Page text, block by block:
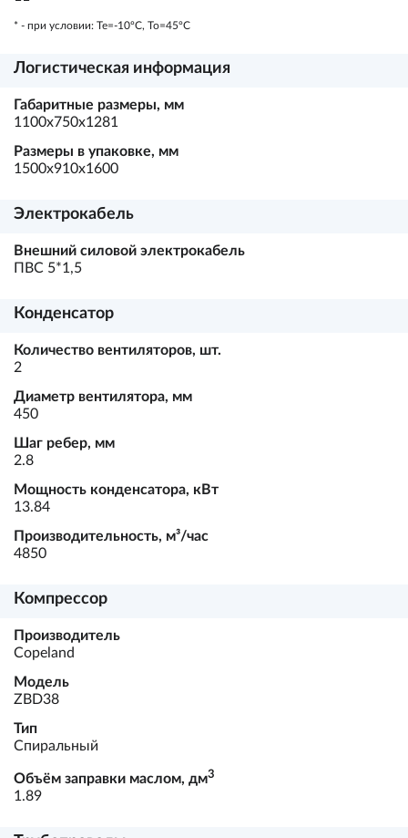
* - при условии: Te=-10ºC, To=45ºC
Логистическая информация
Габаритные размеры, мм
1100х750х1281
Размеры в упаковке, мм
1500х910х1600
Электрокабель
Внешний силовой электрокабель
ПВС 5*1,5
Конденсатор
Количество вентиляторов, шт.
2
Диаметр вентилятора, мм
450
Шаг ребер, мм
2.8
Мощность конденсатора, кВт
13.84
Производительность, м³/час
4850
Компрессор
Производитель
Copeland
Модель
ZBD38
Тип
Спиральный
Объём заправки маслом, дм3
1.89